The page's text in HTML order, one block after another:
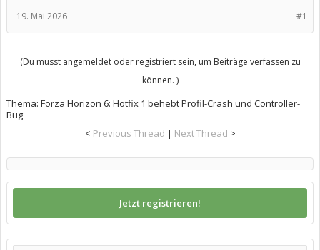
#1
19. Mai 2026
(Du musst angemeldet oder registriert sein, um Beiträge verfassen zu
können. )
Thema: Forza Horizon 6: Hotfix 1 behebt Profil-Crash und Controller-
Bug
< Previous Thread | Next Thread >
Jetzt registrieren!